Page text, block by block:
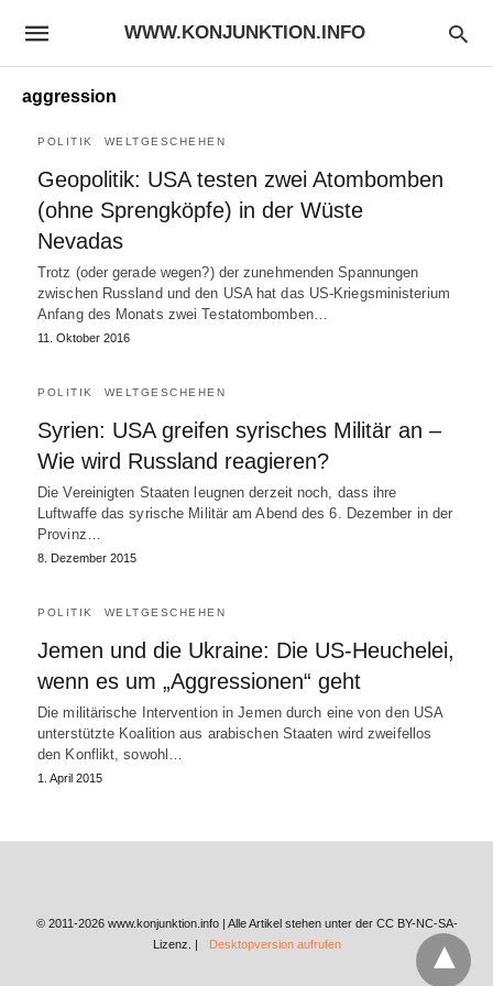
WWW.KONJUNKTION.INFO
aggression
POLITIK WELTGESCHEHEN
Geopolitik: USA testen zwei Atombomben
(ohne Sprengköpfe) in der Wüste
Nevadas
Trotz (oder gerade wegen?) der zunehmenden Spannungen
zwischen Russland und den USA hat das US-Kriegsministerium
Anfang des Monats zwei Testatombomben…
11. Oktober 2016
POLITIK WELTGESCHEHEN
Syrien: USA greifen syrisches Militär an –
Wie wird Russland reagieren?
Die Vereinigten Staaten leugnen derzeit noch, dass ihre
Luftwaffe das syrische Militär am Abend des 6. Dezember in der
Provinz…
8. Dezember 2015
POLITIK WELTGESCHEHEN
Jemen und die Ukraine: Die US-Heuchelei,
wenn es um „Aggressionen“ geht
Die militärische Intervention in Jemen durch eine von den USA
unterstützte Koalition aus arabischen Staaten wird zweifellos
den Konflikt, sowohl…
1. April 2015
© 2011-2026 www.konjunktion.info | Alle Artikel stehen unter der CC BY-NC-SA-
Lizenz. |
Desktopversion aufrufen